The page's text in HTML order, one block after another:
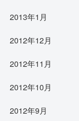
2013年1月
2012年12月
2012年11月
2012年10月
2012年9月